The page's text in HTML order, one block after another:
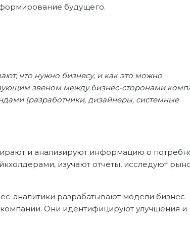
будущего.
что нужно бизнесу, и как это можно
звеном между бизнес-сторонами
(разработчики, дизайнеры, системные
и анализируют информацию о
изучают отчеты, исследуют
аналитики разрабатывают модели бизнес-
Они идентифицируют улучшения и